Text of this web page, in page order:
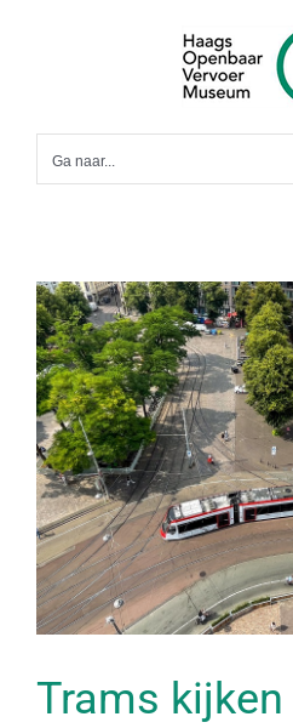
Ga naar...
Trams